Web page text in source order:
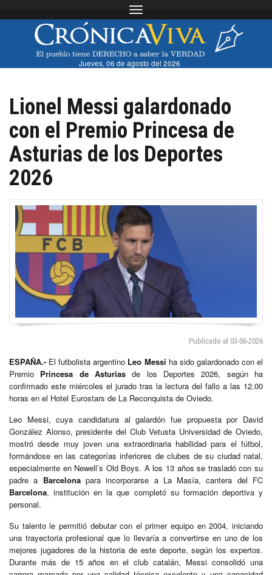
Toggle navigation
Jueves, 06 de agosto del 2026
Lionel Messi galardonado
con el Premio Princesa de
Asturias de los Deportes
2026
Publicado el 03-06-2026
ESPAÑA.- El futbolista argentino Leo Messi ha sido galardonado con el
Premio Princesa de Asturias de los Deportes 2026, según ha
confirmado este miércoles el jurado tras la lectura del fallo a las 12.00
horas en el Hotel Eurostars de La Reconquista de Oviedo.
Leo Messi, cuya candidatura al galardón fue propuesta por David
González Alonso, presidente del Club Vetusta Universidad de Oviedo,
mostró desde muy joven una extraordinaria habilidad para el fútbol,
formándose en las categorías inferiores de clubes de su ciudad natal,
especialmente en Newell’s Old Boys. A los 13 años se trasladó con su
padre a Barcelonapara incorporarse a La Masía, cantera del FC
Barcelona, institución en la que completó su formación deportiva y
personal.
Su talento le permitió debutar con el primer equipo en 2004, iniciando
una trayectoria profesional que lo llevaría a convertirse en uno de los
mejores jugadores de la historia de este deporte, según los expertos.
Durante más de 15 años en el club catalán, Messi consolidó una